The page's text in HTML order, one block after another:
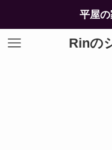
平屋
Rinの